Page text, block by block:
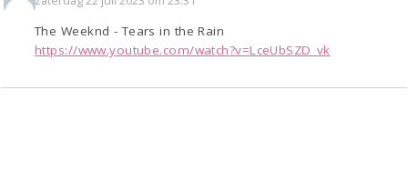
The Weeknd - Tears in the Rain
https://www.youtube.com/watch?v=LceUbSZD_vk